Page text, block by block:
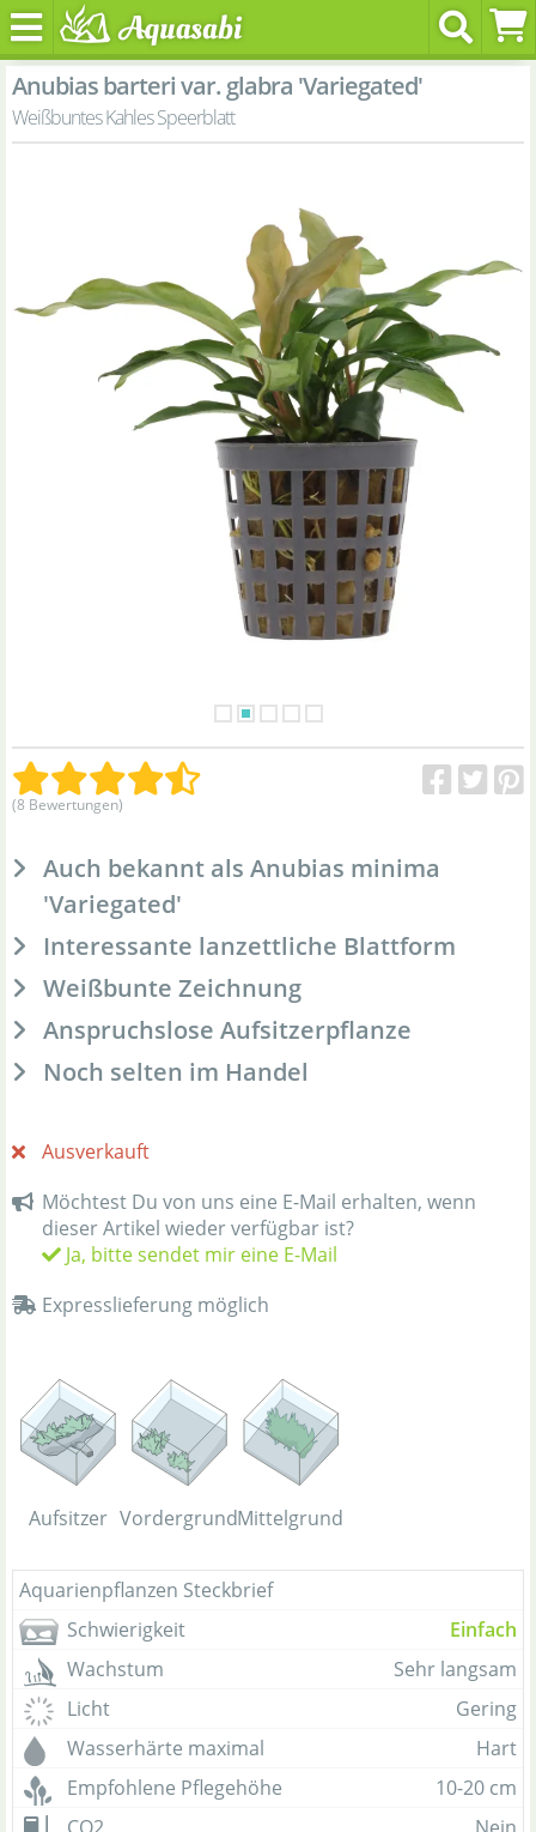
Anubias barteri var. glabra 'Variegated'
Weißbuntes Kahles Speerblatt
(8 Bewertungen)
Auch bekannt als Anubias minima
'Variegated'
Interessante lanzettliche Blattform
Weißbunte Zeichnung
Anspruchslose Aufsitzerpflanze
Noch selten im Handel
Ausverkauft
Möchtest Du von uns eine E-Mail erhalten, wenn
dieser Artikel wieder verfügbar ist?
Ja, bitte sendet mir eine E-Mail
Expresslieferung möglich
Aufsitzer VordergrundMittelgrund
Aquarienpflanzen Steckbrief
Schwierigkeit
Einfach
Wachstum
Sehr langsam
Licht
Gering
Wasserhärte maximal
Hart
Empfohlene Pflegehöhe
10-20 cm